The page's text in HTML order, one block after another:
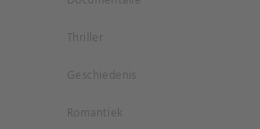
Thriller
Geschiedenis
Romantiek